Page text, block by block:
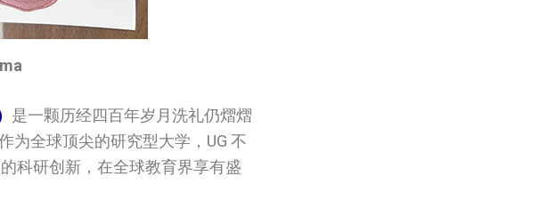
是一颗历经四百年岁月洗礼仍熠熠
为全球顶尖的研究型大学，UG 不
科研创新，在全球教育界享有盛